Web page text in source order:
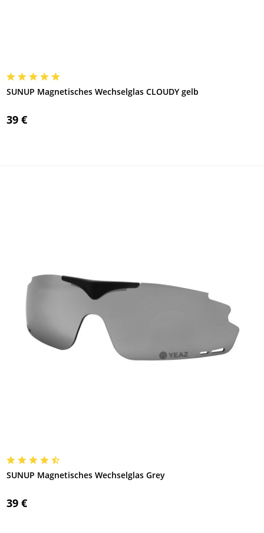
SUNUP Magnetisches Wechselglas CLOUDY gelb
39 €
SUNUP Magnetisches Wechselglas Grey
39 €